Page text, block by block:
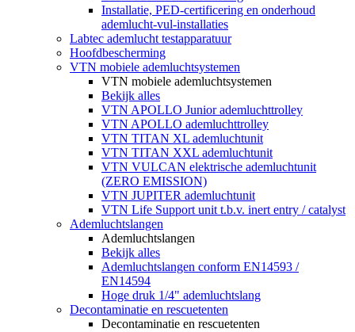
Installatie, PED-certificering en onderhoud
ademlucht-vul-installaties
Labtec ademlucht testapparatuur
Hoofdbescherming
VTN mobiele ademluchtsystemen
VTN mobiele ademluchtsystemen
Bekijk alles
VTN APOLLO Junior ademluchttrolley
VTN APOLLO ademluchttrolley
VTN TITAN XL ademluchtunit
VTN TITAN XXL ademluchtunit
VTN VULCAN elektrische ademluchtunit
(ZERO EMISSION)
VTN JUPITER ademluchtunit
VTN Life Support unit t.b.v. inert entry / catalyst
Ademluchtslangen
Ademluchtslangen
Bekijk alles
Ademluchtslangen conform EN14593 /
EN14594
Hoge druk 1/4" ademluchtslang
Decontaminatie en rescuetenten
Decontaminatie en rescuetenten